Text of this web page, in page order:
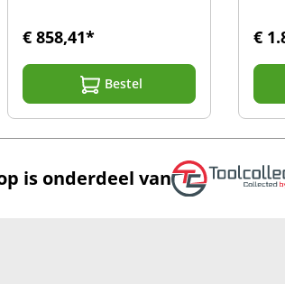
€ 858,41*
Bestel
€
is onderdeel van